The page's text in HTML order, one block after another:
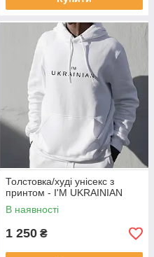
Толстовка/худі унісекс з
принтом - I'M UKRAINIAN
В наявності
1 250 ₴